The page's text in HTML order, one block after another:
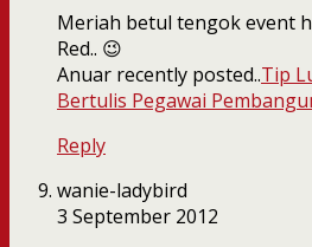
Meriah betul tengok event
Red.. 😉
Anuar recently posted..Tip
Bertulis Pegawai
Reply
wanie-ladybird
3 September 2012